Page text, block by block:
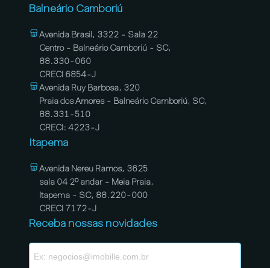
Balneário Camboriú
Avenida Brasil, 3322 - Sala 22
Centro - Balneário Camboriú - SC,
88.330-060
CRECI 6854-J
Avenida Ruy Barbosa, 320
Praia dos Amores - Balneário Camboriú, SC,
88.331-510
CRECI: 4223-J
Itapema
Avenida Nereu Ramos, 3625
sala 04 2º andar - Meia Praia,
Itapema - SC, 88.220-000
CRECI 7172-J
Receba nossas novidades